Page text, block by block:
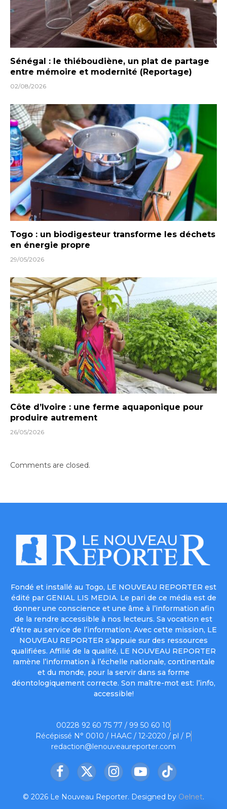
Sénégal : le thiéboudiène, un plat de partage
entre mémoire et modernité (Reportage)
02/08/2026
Togo : un biodigesteur transforme les déchets
en énergie propre
29/05/2026
Côte d’Ivoire : une ferme aquaponique pour
produire autrement
26/05/2026
Comments are closed.
Fondé et installé au Togo, LE NOUVEAU REPORTER est
édité par GENIAL LIS MEDIA. Le pari de ce média est de
donner une conscience et une âme à l’information afin
de la rendre accessible à nos lecteurs. Sa vocation est
d’être au service de l’information. Avec cette mission, LE
NOUVEAU REPORTER s’appuie sur des ressources
qualifiées. Affilié de la qualité, LE NOUVEAU REPORTER
ramène l’information à l’échelle nationale, continentale
et du monde, pour la servir dans sa forme
déontologiquement correcte. Son maître-mot est: l’info,
accessible!
00228 92 60 75 77 / 99 50 60 10
Récépissé N° 0010 / HAAC / 12-2020 / pl / P
redaction@lenouveaureporter.com
Facebook
X
InstagramYouTubeTikTok
© 2026 Le Nouveau Reporter. Designed by Oelnet.